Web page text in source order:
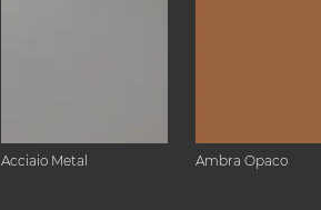
Acciaio Metal Ambra Opaco